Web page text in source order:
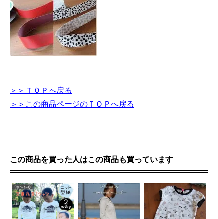
＞＞ＴＯＰへ戻る
＞＞この商品ページのＴＯＰへ戻る
この商品を買った人はこの商品も買っています